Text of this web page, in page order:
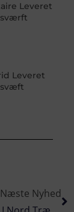
Leveret
Leveret
Næste Nyhed